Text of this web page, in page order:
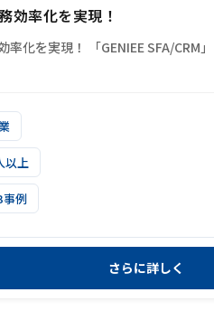
効率化を実現！
化を実現！ 「GENIEE SFA/CRM」
以上
例
さらに詳しく